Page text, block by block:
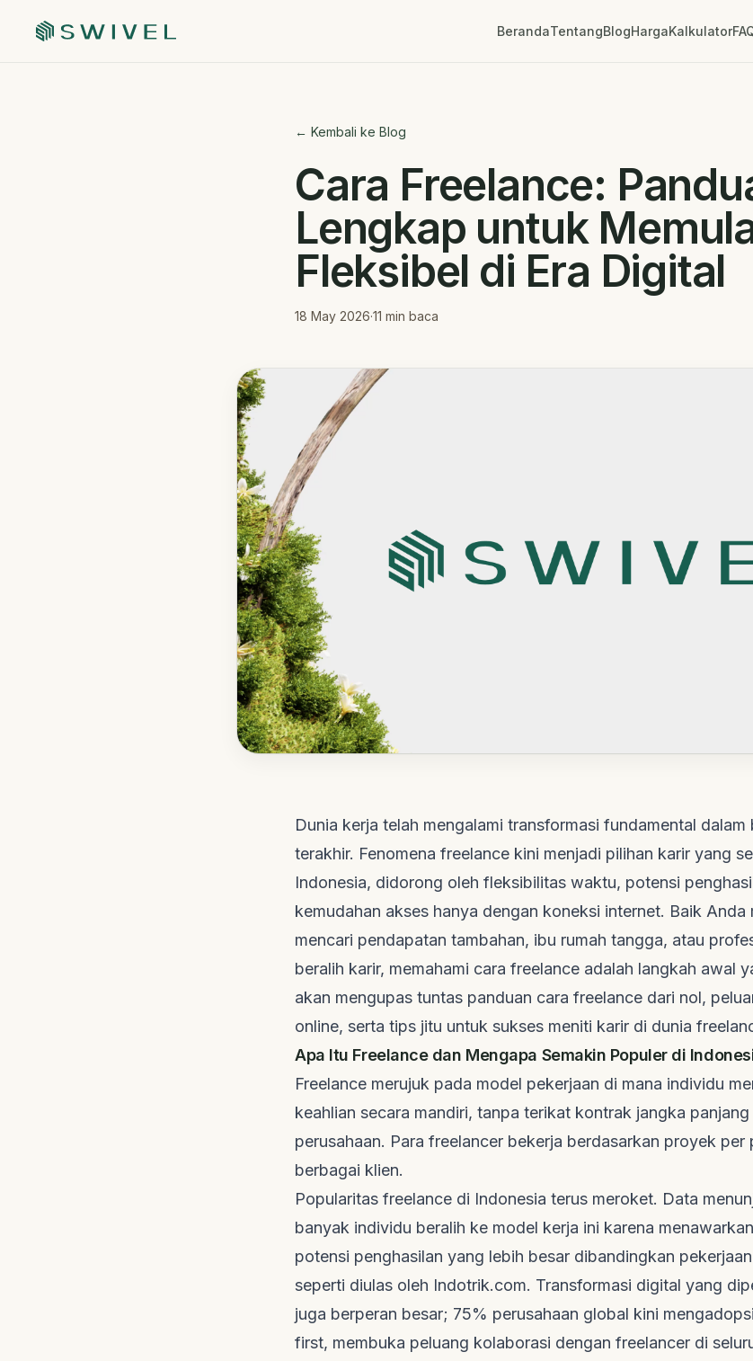
BerandaTentangBlogHargaKalkulator
← Kembali ke Blog
Cara Freelance:
Lengkap untuk
Fleksibel di Era Digital
18 May 2026·11 min baca
Dunia kerja telah mengalami transformasi fundamental dalam
terakhir. Fenomena freelance kini menjadi pilihan karir yang
Indonesia, didorong oleh fleksibilitas waktu, potensi
kemudahan akses hanya dengan koneksi internet. Baik Anda
mencari pendapatan tambahan, ibu rumah tangga, atau
beralih karir, memahami cara freelance adalah langkah awal
akan mengupas tuntas panduan cara freelance dari nol,
online, serta tips jitu untuk sukses meniti karir di dunia
Apa Itu Freelance dan Mengapa Semakin Populer di
Freelance merujuk pada model pekerjaan di mana individu
keahlian secara mandiri, tanpa terikat kontrak jangka
perusahaan. Para freelancer bekerja berdasarkan proyek per
berbagai klien.
Popularitas freelance di Indonesia terus meroket. Data
banyak individu beralih ke model kerja ini karena
potensi penghasilan yang lebih besar dibandingkan
seperti diulas oleh Indotrik.com. Transformasi digital yang
juga berperan besar; 75% perusahaan global kini
first, membuka peluang kolaborasi dengan freelancer di